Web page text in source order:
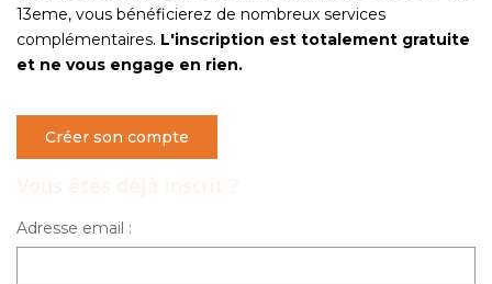
NOUS CONTACTER
13eme, vous bénéficierez de nombreux services
complémentaires. L'inscription est totalement gratuite
et ne vous engage en rien.
Créer son compte
Adresse email :